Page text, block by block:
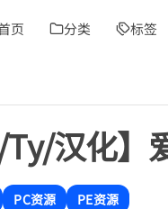
页 分类 标签
Ty/汉化
PC资源 PE资源